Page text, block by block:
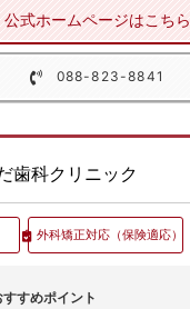
公式ホームページはこちら
088-823-8841
歯科クリニック
外科矯正対応（保険適応）
すめポイント